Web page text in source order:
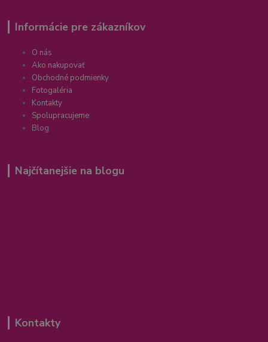
Informácie pre zákazníkov
O nás
Ako nakupovať
Obchodné podmienky
Fotogaléria
Kontakty
Spolupracujeme
Blog
Najčítanejšie na blogu
Kontakty